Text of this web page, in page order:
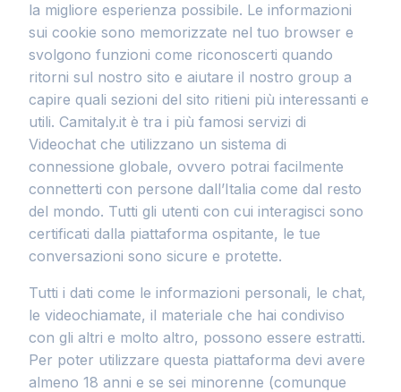
la migliore esperienza possibile. Le informazioni
sui cookie sono memorizzate nel tuo browser e
svolgono funzioni come riconoscerti quando
ritorni sul nostro sito e aiutare il nostro group a
capire quali sezioni del sito ritieni più interessanti e
utili. Camitaly.it è tra i più famosi servizi di
Videochat che utilizzano un sistema di
connessione globale, ovvero potrai facilmente
connetterti con persone dall’Italia come dal resto
del mondo. Tutti gli utenti con cui interagisci sono
certificati dalla piattaforma ospitante, le tue
conversazioni sono sicure e protette.
Tutti i dati come le informazioni personali, le chat,
le videochiamate, il materiale che hai condiviso
con gli altri e molto altro, possono essere estratti.
Per poter utilizzare questa piattaforma devi avere
almeno 18 anni e se sei minorenne (comunque